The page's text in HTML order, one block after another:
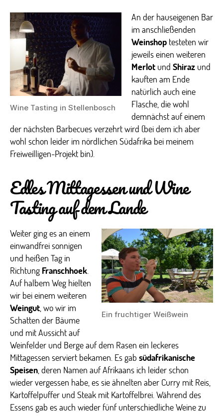
Wine Tasting in Stellenbosch
An der hauseigenen Bar
im anschließenden
Weinshop testeten wir
jeweils einen weiteren
Merlot und Shiraz und
kauften am Ende
natürlich auch eine
Flasche, die wohl
demnächst auf einem
der nächsten Barbecues verzehrt wird (bei dem ich aber
wohl schon leider im nördlichen Südafrika bei meinem
Freiweilligen-Projekt bin).
Edles Mittagessen und Wine
Tasting auf dem Lande
Ein fruchtiger Weißwein
Weiter ging es an einem
einwandfrei sonnigen
und heißen Tag in
Richtung Franschhoek.
Auf halbem Weg hielten
wir bei einem weiteren
Weingut, wo wir im
Schatten der Bäume
und mit Aussicht auf
Weinfelder und Berge auf dem Rasen ein leckeres
Mittagessen serviert bekamen. Es gab südafrikanische
Speisen, deren Namen auf Afrikaans ich leider schon
wieder vergessen habe, es sie ähnelten aber Curry mit Reis,
Kartoffelpuffer und Steak mit Kartoffelbrei. Während des
Essens gab es auch wieder fünf unterschiedliche Weine zu